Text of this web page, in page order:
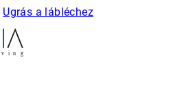
Ugrás a lábléchez
o m e & l i v i n g